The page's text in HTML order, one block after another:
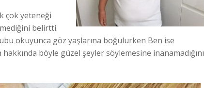
çok yeteneği
belirtti.
okuyunca göz yaşlarına boğulurken Ben ise
böyle güzel şeyler söylemesine inanamadığını